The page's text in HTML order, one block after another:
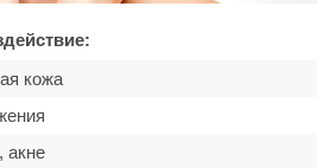
кожа
акне